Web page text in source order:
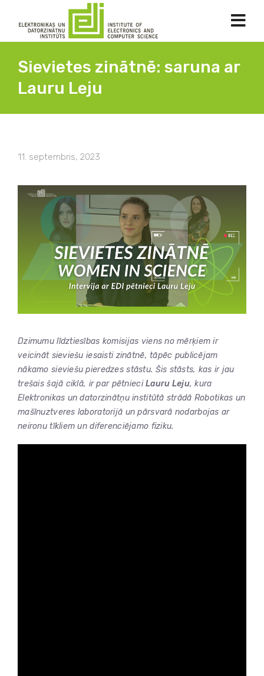
Sievietes zinātnē: saruna ar
Lauru Leju
11. septembris, 2023
Dzimumu līdztiesības komisijas viens no mērķiem ir
veicināt sieviešu iesaisti zinātnē, tāpēc publicējam
nākamo sieviešu pieredzes stāstu. Šis stāsts, kas ir jau
trešais šajā ciklā, ir par pētnieciLauru Leju, kura
Elektronikas un datorzinātņu institūtā strādā Robotikas un
mašīnuztveres laboratorijā un pārsvarā nodarbojas ar
neironu tīkliem un diferenciējamo fiziku.